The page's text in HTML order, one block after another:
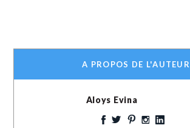
A PROPOS DE L'AUTEUR
Aloys Evina